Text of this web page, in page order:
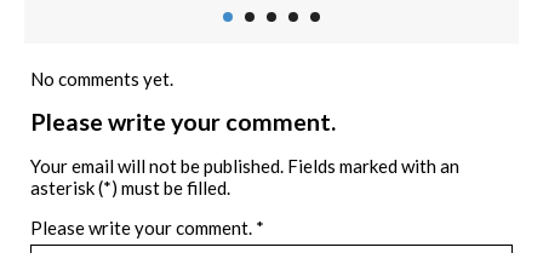
No comments yet.
Please write your comment.
Your email will not be published. Fields marked with an
asterisk (*) must be filled.
Please write your comment. *